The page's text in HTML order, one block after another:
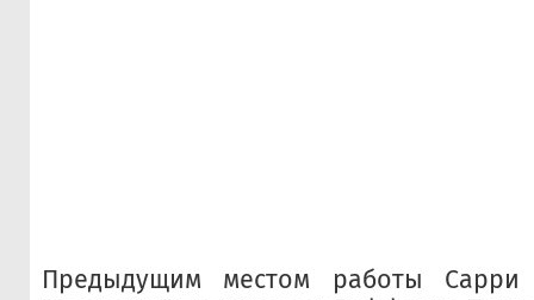
Предыдущим местом работы